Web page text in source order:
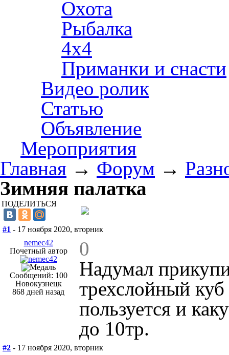
Охота
Рыбалка
4х4
Приманки и снасти
Видео ролик
Статью
Объявление
Мероприятия
Главная → Форум →
Зимняя палатка
ПОДЕЛИТЬСЯ
#1 - 17 ноября 2020, вторник
nemec42
Почетный автор
Сообщений: 100
Новокузнецк
868 дней назад
0
Надумал
трехслойный
пользуется и
до 10тр.
#2 - 17 ноября 2020, вторник